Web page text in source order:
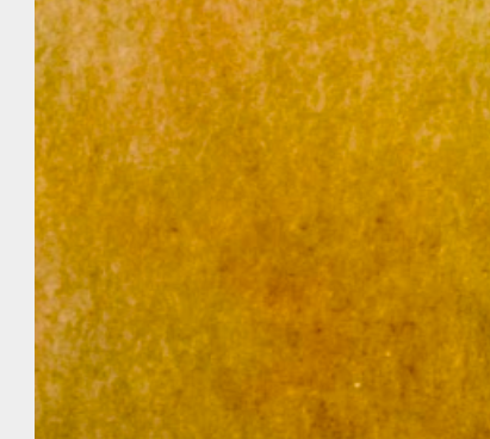
（ムースリーヌ用）】 ラズベリーピュレ …
30g グラニュー糖 … 30g 20%加糖卵黄 … 30g
無塩バター … 98g ⚠️TPT＝等量のアーモンド
パウダーと粉糖を合わせたものです。 〜作
り方〜 作り方↓保存用です♪ ラズベリーオペ
ラの作り方（作業工程） 🧁ビスキュイジョ
コンド 全卵・TPT・薄力粉・強力粉をミキ...